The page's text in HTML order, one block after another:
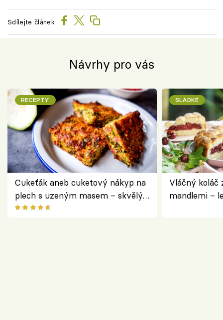
Sdílejte článek
Návrhy pro vás
RECEPTY
Cukeťák aneb cuketový nákyp na
plech s uzeným masem – skvělý
způsob, jak zpracovat přerostlé
SLADKÉ
Vláčný koláč
mandlemi –